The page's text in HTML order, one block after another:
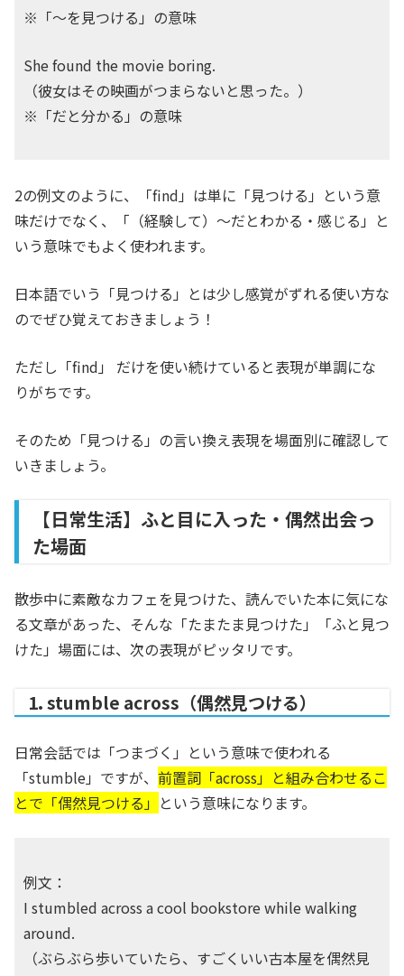
※「～を見つける」の意味
She found the movie boring.
（彼女はその映画がつまらないと思った。）
※「だと分かる」の意味
2の例文のように、「find」は単に「見つける」という意
味だけでなく、「（経験して）〜だとわかる・感じる」と
いう意味でもよく使われます。
日本語でいう「見つける」とは少し感覚がずれる使い方な
のでぜひ覚えておきましょう！
ただし「find」 だけを使い続けていると表現が単調にな
りがちです。
そのため「見つける」の言い換え表現を場面別に確認して
いきましょう。
【日常生活】ふと目に入った・偶然出会っ
た場面
散歩中に素敵なカフェを見つけた、読んでいた本に気にな
る文章があった、そんな「たまたま見つけた」「ふと見つ
けた」場面には、次の表現がピッタリです。
1.stumble across（偶然見つける）
日常会話では「つまづく」という意味で使われる
「stumble」ですが、 前置詞「across」と組み合わせるこ
とで「偶然見つける」 という意味になります。
例文：
I stumbled across a cool bookstore while walking
around.
（ぶらぶら歩いていたら、すごくいい古本屋を偶然見